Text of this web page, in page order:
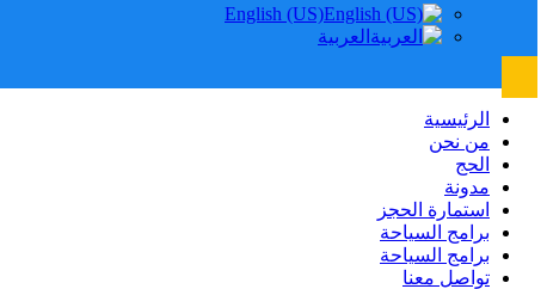
English (US)
العربية
الرئيسية
من نحن
الحج
مدونة
استمارة الحجز
برامج السياحة
برامج السياحة
تواصل معنا